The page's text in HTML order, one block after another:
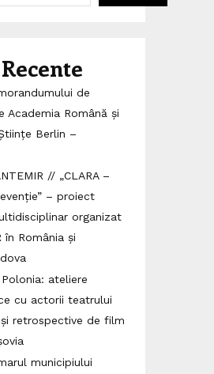
de
Academia Română și
Berlin –
// „CLARA –
– proiect
organizat
în România și
ateliere
cu actorii teatrului
și retrospective de film
municipiului